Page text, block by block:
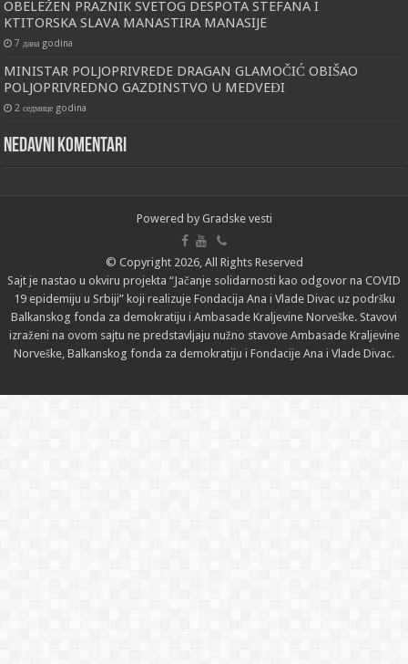
OBELEŽEN PRAZNIK SVETOG DESPOTA STEFANA I
KTITORSKA SLAVA MANASTIRA MANASIJE
7 дана godina
MINISTAR POLJOPRIVREDE DRAGAN GLAMOČIĆ OBIŠAO
POLJOPRIVREDNO GAZDINSTVO U MEDVEĐI
2 седмице godina
Nedavni komentari
Powered by Gradske vesti
© Copyright 2026, All Rights Reserved
Sajt je nastao u okviru projekta “Jačanje solidarnosti kao odgovor na COVID
19 epidemiju u Srbiji” koji realizuje Fondacija Ana i Vlade Divac uz podršku
Balkanskog fonda za demokratiju i Ambasade Kraljevine Norveške. Stavovi
izraženi na ovom sajtu ne predstavljaju nužno stavove Ambasade Kraljevine
Norveške, Balkanskog fonda za demokratiju i Fondacije Ana i Vlade Divac.